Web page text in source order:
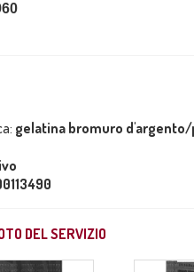
gelatina bromuro
DEL SERVIZIO